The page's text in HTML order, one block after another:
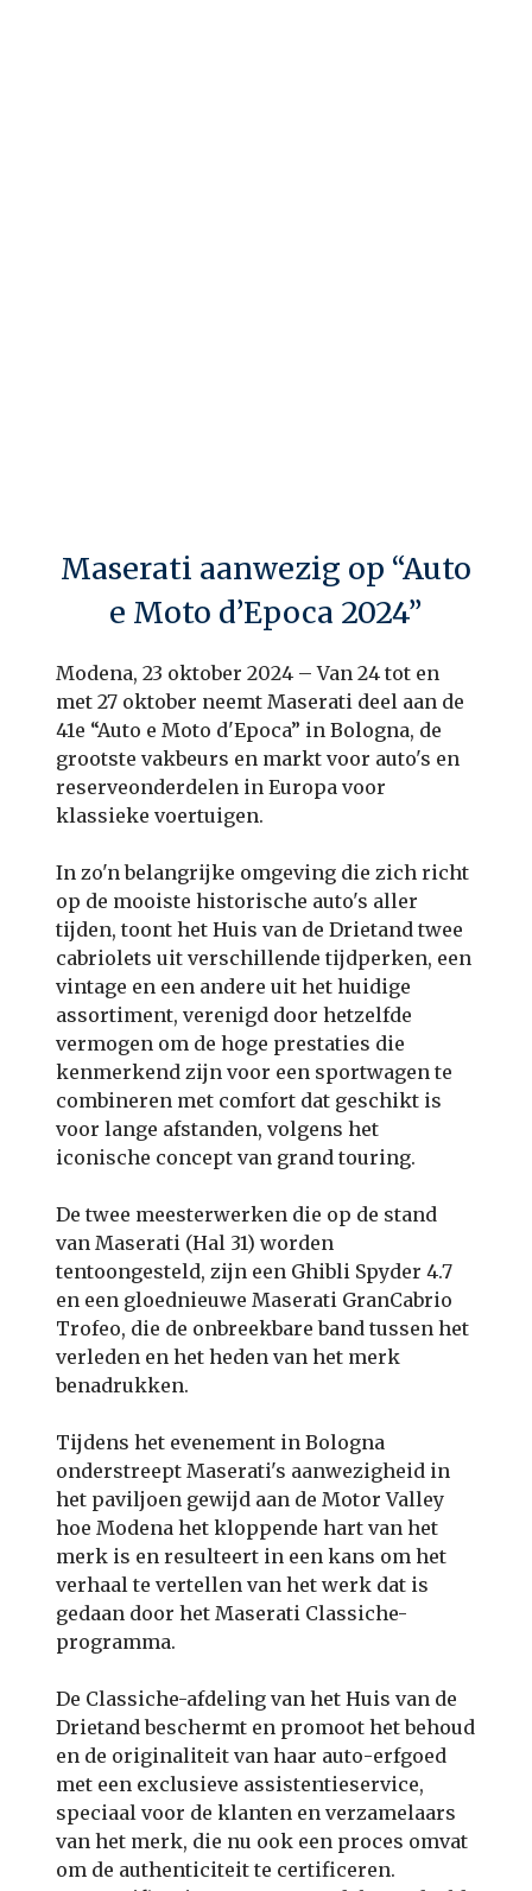
Maserati aanwezig op “Auto
e Moto d’Epoca 2024”
Modena, 23 oktober 2024 – Van 24 tot en
met 27 oktober neemt Maserati deel aan de
41e “Auto e Moto d'Epoca” in Bologna, de
grootste vakbeurs en markt voor auto's en
reserveonderdelen in Europa voor
klassieke voertuigen.
In zo'n belangrijke omgeving die zich richt
op de mooiste historische auto's aller
tijden, toont het Huis van de Drietand twee
cabriolets uit verschillende tijdperken, een
vintage en een andere uit het huidige
assortiment, verenigd door hetzelfde
vermogen om de hoge prestaties die
kenmerkend zijn voor een sportwagen te
combineren met comfort dat geschikt is
voor lange afstanden, volgens het
iconische concept van grand touring.
De twee meesterwerken die op de stand
van Maserati (Hal 31) worden
tentoongesteld, zijn een Ghibli Spyder 4.7
en een gloednieuwe Maserati GranCabrio
Trofeo, die de onbreekbare band tussen het
verleden en het heden van het merk
benadrukken.
Tijdens het evenement in Bologna
onderstreept Maserati's aanwezigheid in
het paviljoen gewijd aan de Motor Valley
hoe Modena het kloppende hart van het
merk is en resulteert in een kans om het
verhaal te vertellen van het werk dat is
gedaan door het Maserati Classiche-
programma.
De Classiche-afdeling van het Huis van de
Drietand beschermt en promoot het behoud
en de originaliteit van haar auto-erfgoed
met een exclusieve assistentieservice,
speciaal voor de klanten en verzamelaars
van het merk, die nu ook een proces omvat
om de authenticiteit te certificeren.